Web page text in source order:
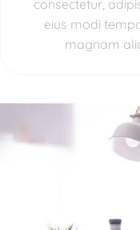
consectetur,
eius modi
magnam